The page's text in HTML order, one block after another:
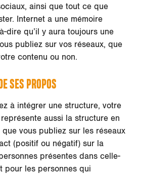
ainsi que tout ce que
Internet a une mémoire
dire qu’il y aura toujours une
publiez sur vos réseaux, que
contenu ou non.
SES PROPOS
à intégrer une structure, votre
aussi la structure en
vous publiez sur les réseaux
(positif ou négatif) sur la
présentes dans celle-
pour les personnes qui